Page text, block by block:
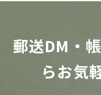
郵送DM・
らお気